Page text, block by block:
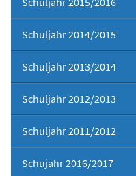
Schuljahr 2014/2015
Schuljahr 2013/2014
Schuljahr 2012/2013
Schuljahr 2011/2012
Schujahr 2016/2017